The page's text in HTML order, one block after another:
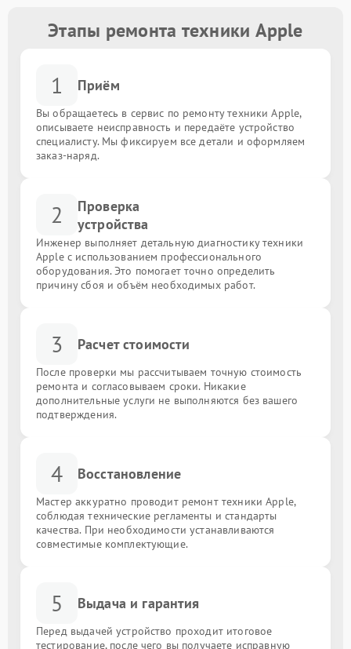
Этапы ремонта техники Apple
1 Приём
Вы обращаетесь в сервис по ремонту техники Apple,
описываете неисправность и передаёте устройство
специалисту. Мы фиксируем все детали и оформляем
заказ-наряд.
2
Проверка
устройства
Инженер выполняет детальную диагностику техники
Apple с использованием профессионального
оборудования. Это помогает точно определить
причину сбоя и объём необходимых работ.
3 Расчет стоимости
После проверки мы рассчитываем точную стоимость
ремонта и согласовываем сроки. Никакие
дополнительные услуги не выполняются без вашего
подтверждения.
4 Восстановление
Мастер аккуратно проводит ремонт техники Apple,
соблюдая технические регламенты и стандарты
качества. При необходимости устанавливаются
совместимые комплектующие.
5 Выдача и гарантия
Перед выдачей устройство проходит итоговое
тестирование, после чего вы получаете исправную